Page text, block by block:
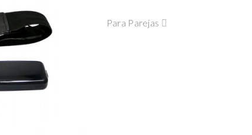
Para Parejas